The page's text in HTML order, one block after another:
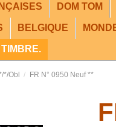
DOM TOM
BELGIQUE
TIMBRE.
*/Obl FR N° 0950 Neuf **